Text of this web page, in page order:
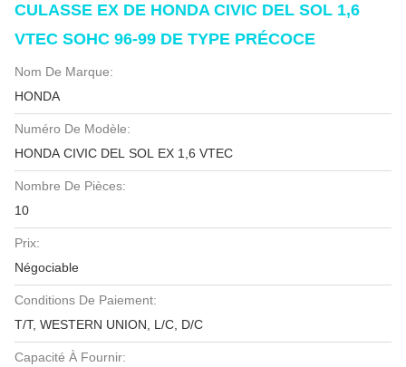
CULASSE EX DE HONDA CIVIC DEL SOL 1,6
VTEC SOHC 96-99 DE TYPE PRÉCOCE
Nom De Marque:
HONDA
Numéro De Modèle:
HONDA CIVIC DEL SOL EX 1,6 VTEC
Nombre De Pièces:
10
Prix:
Négociable
Conditions De Paiement:
T/T, WESTERN UNION, L/C, D/C
Capacité À Fournir: